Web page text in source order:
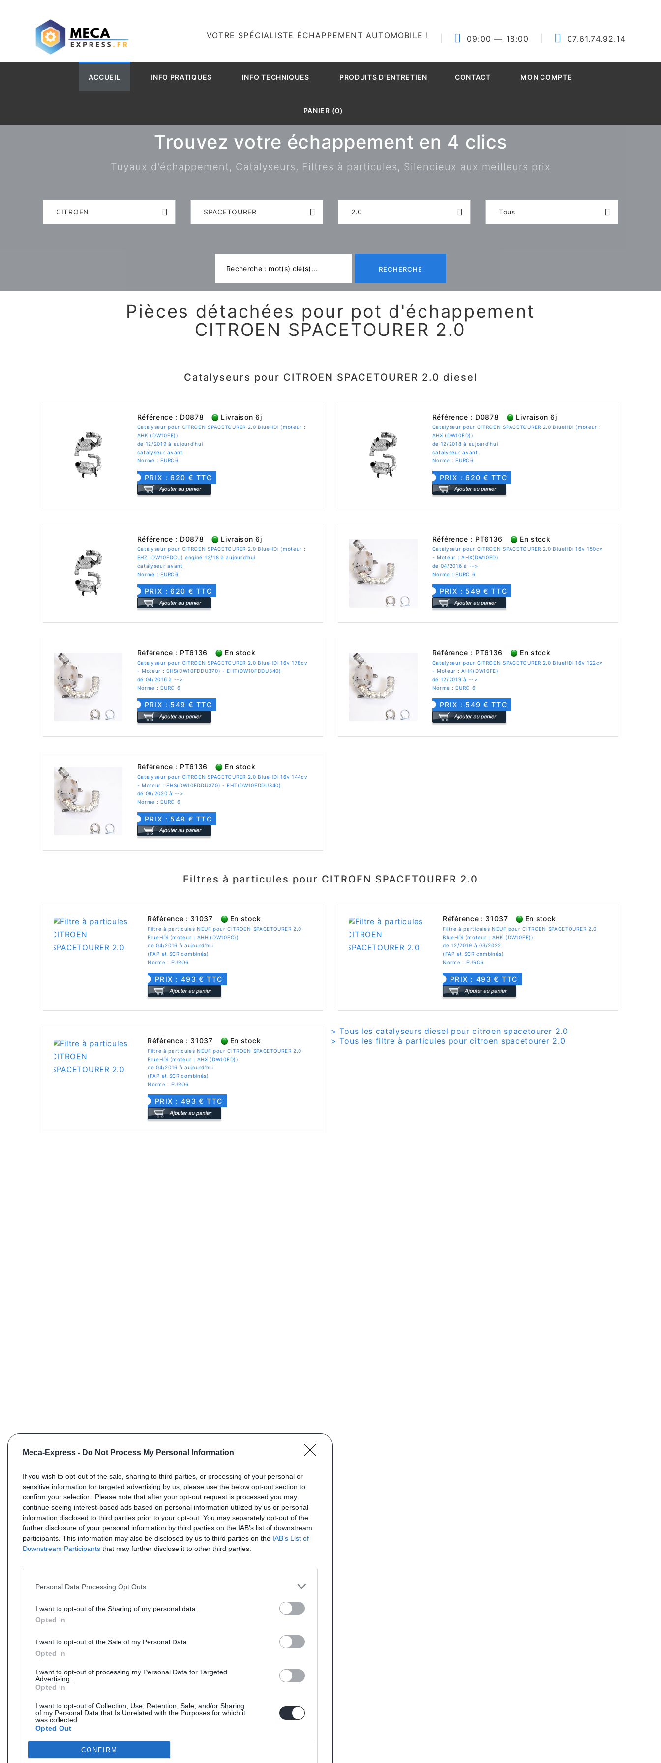
Meca-Express - Do Not Process My Personal Information
If you wish to opt-out of the sale, sharing to third parties, or processing of your personal or
sensitive information for targeted advertising by us, please use the below opt-out section to
confirm your selection. Please note that after your opt-out request is processed you may
continue seeing interest-based ads based on personal information utilized by us or personal
information disclosed to third parties prior to your opt-out. You may separately opt-out of the
further disclosure of your personal information by third parties on the IAB’s list of downstream
participants. This information may also be disclosed by us to third parties on the IAB’s List of
Downstream Participants that may further disclose it to other third parties.
Personal Data Processing Opt Outs
I want to opt-out of the Sharing of my personal data.
Opted In
I want to opt-out of the Sale of my Personal Data.
Opted In
I want to opt-out of processing my Personal Data for Targeted
Advertising.
Opted In
I want to opt-out of Collection, Use, Retention, Sale, and/or Sharing
of my Personal Data that Is Unrelated with the Purposes for which it
was collected.
Opted Out
CONFIRM
VOTRE SPÉCIALISTE ÉCHAPPEMENT AUTOMOBILE ! 09:00 — 18:00 07.61.74.92.14
ACCUEIL INFO PRATIQUES INFO TECHNIQUES PRODUITS D'ENTRETIEN CONTACT MON COMPTE
PANIER (0)
Trouvez votre échappement en 4 clics
Tuyaux d'échappement, Catalyseurs, Filtres à particules, Silencieux aux meilleurs prix
CITROEN SPACETOURER 2.0 Tous
RECHERCHE
Pièces détachées pour pot d'échappement
CITROEN SPACETOURER 2.0
Catalyseurs pour CITROEN SPACETOURER 2.0 diesel
Référence : D0878 Livraison 6j
Catalyseur pour CITROEN SPACETOURER 2.0 BlueHDi (moteur :
AHK (DW10FE))
de 12/2019 à aujourd'hui
catalyseur avant
Norme : EURO6
PRIX : 620 € TTC
Référence : D0878 Livraison 6j
Catalyseur pour CITROEN SPACETOURER 2.0 BlueHDi (moteur :
AHX (DW10FD))
de 12/2018 à aujourd'hui
catalyseur avant
Norme : EURO6
PRIX : 620 € TTC
Référence : D0878 Livraison 6j
Catalyseur pour CITROEN SPACETOURER 2.0 BlueHDi (moteur :
EHZ (DW10FDCU) engine 12/18 à aujourd'hui
catalyseur avant
Norme : EURO6
PRIX : 620 € TTC
Référence : PT6136 En stock
Catalyseur pour CITROEN SPACETOURER 2.0 BlueHDi 16v 150cv
- Moteur : AHX(DW10FD)
de 04/2016 à -->
Norme : EURO 6
PRIX : 549 € TTC
Référence : PT6136 En stock
Catalyseur pour CITROEN SPACETOURER 2.0 BlueHDi 16v 178cv
- Moteur : EHS(DW10FDDU370) - EHT(DW10FDDU340)
de 04/2016 à -->
Norme : EURO 6
PRIX : 549 € TTC
Référence : PT6136 En stock
Catalyseur pour CITROEN SPACETOURER 2.0 BlueHDi 16v 122cv
- Moteur : AHK(DW10FE)
de 12/2019 à -->
Norme : EURO 6
PRIX : 549 € TTC
Référence : PT6136 En stock
Catalyseur pour CITROEN SPACETOURER 2.0 BlueHDi 16v 144cv
- Moteur : EHS(DW10FDDU370) - EHT(DW10FDDU340)
de 09/2020 à -->
Norme : EURO 6
PRIX : 549 € TTC
Filtres à particules pour CITROEN SPACETOURER 2.0
Référence : 31037 En stock
Filtre à particules NEUF pour CITROEN SPACETOURER 2.0
BlueHDi (moteur : AHH (DW10FC))
de 04/2016 à aujourd'hui
(FAP et SCR combinés)
Norme : EURO6
PRIX : 493 € TTC
Référence : 31037 En stock
Filtre à particules NEUF pour CITROEN SPACETOURER 2.0
BlueHDi (moteur : AHK (DW10FE))
de 12/2019 à 03/2022
(FAP et SCR combinés)
Norme : EURO6
PRIX : 493 € TTC
Référence : 31037 En stock
Filtre à particules NEUF pour CITROEN SPACETOURER 2.0
BlueHDi (moteur : AHX (DW10FD))
de 04/2016 à aujourd'hui
(FAP et SCR combinés)
Norme : EURO6
PRIX : 493 € TTC
> Tous les catalyseurs diesel pour citroen spacetourer 2.0
> Tous les filtre à particules pour citroen spacetourer 2.0